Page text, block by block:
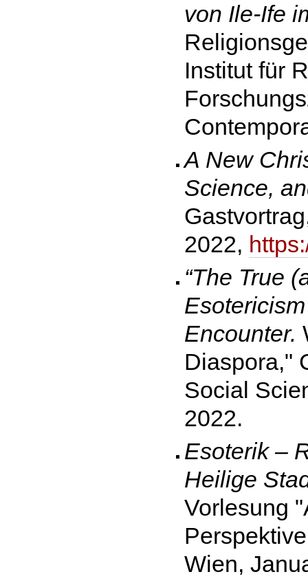
von Ile-Ife
Institut für
A New
Science,
2022,
“The True
Encounter.
Diaspora,"
Social
2022.
Esoterik –
Heilige
Vorlesung
Wien,